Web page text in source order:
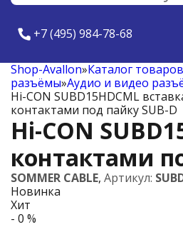
+7 (495) 984-78-68
Shop-Avallon»Каталог товаров
разъёмы»Аудио и видео
Hi-CON SUBD15HDCML
контактами под пайку SUB-D
Hi-CON
контактами
SOMMER CABLE, Артикул:
Новинка
Хит
- 0 %